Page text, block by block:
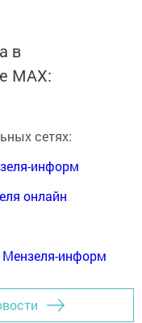
в
MАХ:
сетях:
информ
онлайн
Мензеля-информ